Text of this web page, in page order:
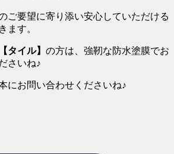
ご要望に寄り添い安心していただける
ます。
【タイル】 の方は、強靭な防水塗膜でお
さいね♪
にお問い合わせくださいね♪